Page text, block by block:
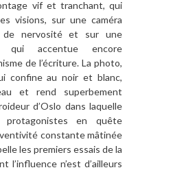
vif et tranchant, qui
visions, sur une caméra
de nervosité et sur une
qui accentue encore
de l’écriture. La photo,
confine au noir et blanc,
et rend superbement
d’Oslo dans laquelle
en quête
constante mâtinée
les premiers essais de la
l’influence n’est d’ailleurs